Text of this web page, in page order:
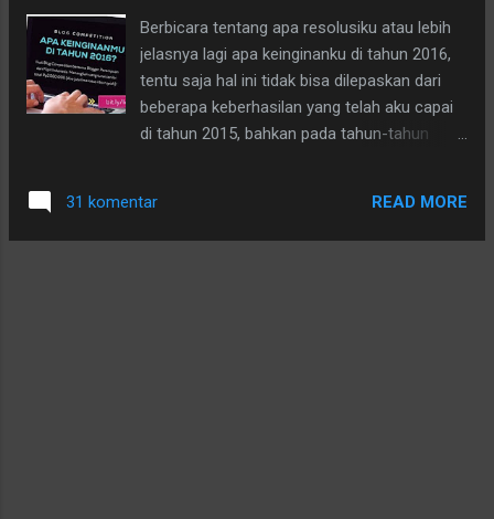
mereka dewasa. (4) Support moril untuk
menunjang kegiatan Ibu.
Berbicara tentang apa resolusiku atau lebih
jelasnya lagi apa keinginanku di tahun 2016,
tentu saja hal ini tidak bisa dilepaskan dari
beberapa keberhasilan yang telah aku capai
di tahun 2015, bahkan pada tahun-tahun
sebagai peristiwa positip dan mengejutkan
telah berhasil aku raih tahun ini towards the
31 komentar READ MORE